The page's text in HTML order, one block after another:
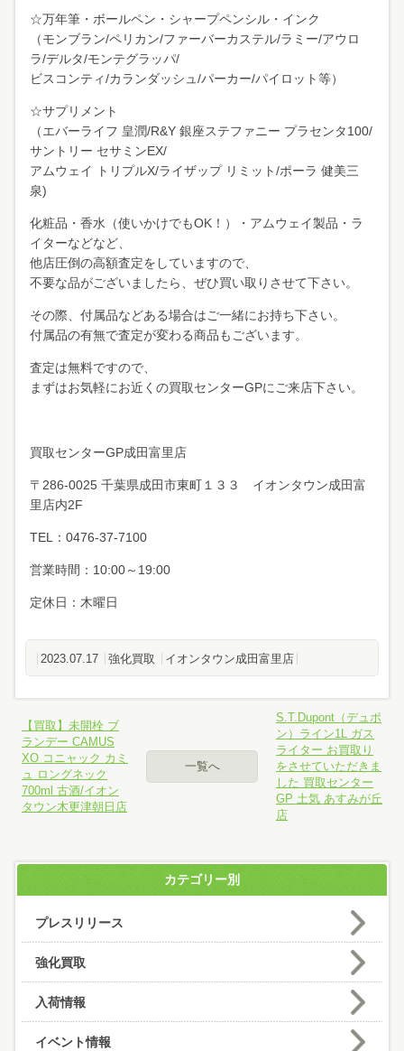
☆万年筆・ボールペン・シャープペンシル・インク
（モンブラン/ペリカン/ファーバーカステル/ラミー/アウロ
ラ/デルタ/モンテグラッパ/
ビスコンティ/カランダッシュ/パーカー/パイロット等）
☆サプリメント
（エバーライフ 皇潤/R&Y 銀座ステファニー プラセンタ100/
サントリー セサミンEX/
アムウェイ トリプルX/ライザップ リミット/ポーラ 健美三
泉)
化粧品・香水（使いかけでもOK！）・アムウェイ製品・ラ
イターなどなど、
他店圧倒の高額査定をしていますので、
不要な品がございましたら、ぜひ買い取りさせて下さい。
その際、付属品などある場合はご一緒にお持ち下さい。
付属品の有無で査定が変わる商品もございます。
査定は無料ですので、
まずはお気軽にお近くの買取センターGPにご来店下さい。
買取センターGP成田富里店
〒286-0025 千葉県成田市東町１３３ イオンタウン成田富
里店内2F
TEL：0476-37-7100
営業時間：10:00～19:00
定休日：木曜日
2023.07.17 強化買取 イオンタウン成田富里店
【買取】未開栓 ブ
ランデー CAMUS
XO コニャック カミ
ュ ロングネック
700ml 古酒/イオン
タウン木更津朝日店
一覧へ
S.T.Dupont（デュポ
ン）ライン1L ガス
ライター お買取り
をさせていただきま
した 買取センター
GP 土気 あすみが丘
店
カテゴリー別
プレスリリース
強化買取
入荷情報
イベント情報